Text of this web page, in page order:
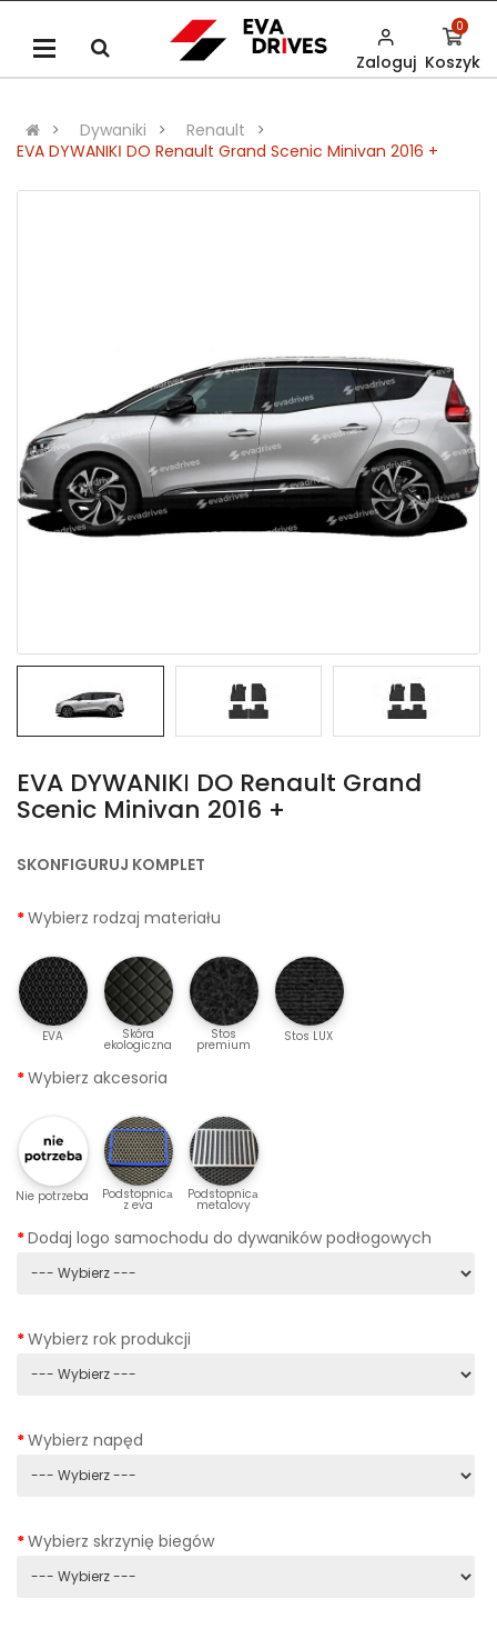
Zaloguj Koszyk
0
Dywaniki
Renault
EVA DYWANIKІ DO Renault Grand Scenic Minivan 2016 +
EVA DYWANIKІ DO Renault Grand
Scenic Minivan 2016 +
SKONFIGURUJ KOMPLET
Wybierz rodzaj materiału
EVA Skóra
ekologiczna
Stos
premium
Stos LUX
Wybierz akcesoria
Nie potrzeba Podstopnicа
z eva
Podstopnicа
metalovy
Dodaj logo samochodu do dywaników podłogowych
Wybierz rok produkcji
Wybierz napęd
Wybierz skrzynię biegów